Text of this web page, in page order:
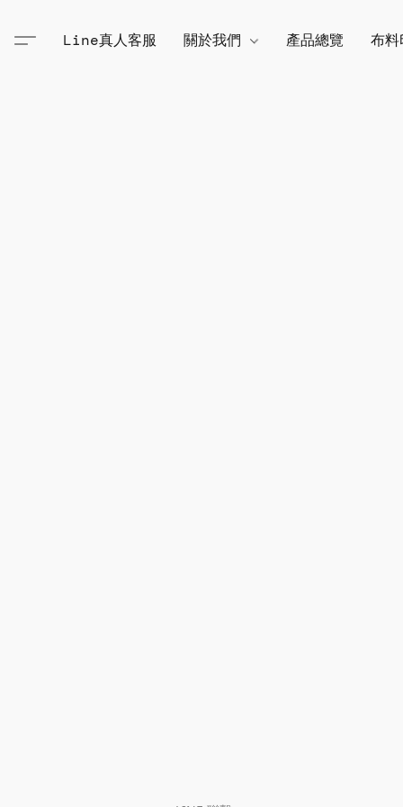
Line真人客服 關於我們 產品總覽 布